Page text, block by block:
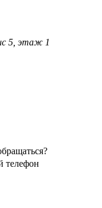
5, этаж 1
телефон